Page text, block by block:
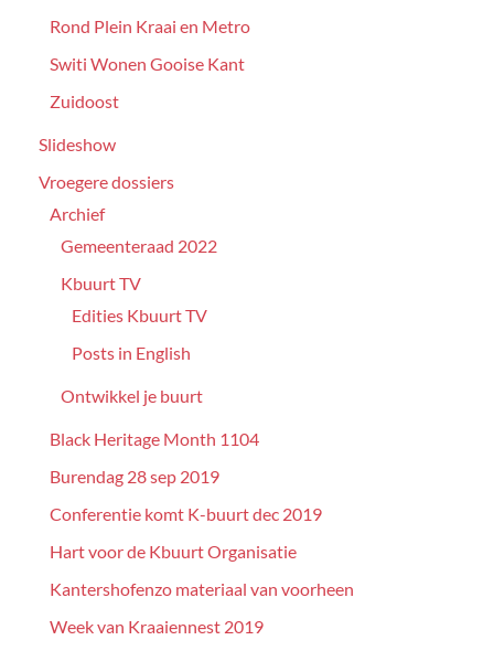
Rond Plein Kraai en Metro
Switi Wonen Gooise Kant
Zuidoost
Slideshow
Vroegere dossiers
Archief
Gemeenteraad 2022
Kbuurt TV
Edities Kbuurt TV
Posts in English
Ontwikkel je buurt
Black Heritage Month 1104
Burendag 28 sep 2019
Conferentie komt K-buurt dec 2019
Hart voor de Kbuurt Organisatie
Kantershofenzo materiaal van voorheen
Week van Kraaiennest 2019